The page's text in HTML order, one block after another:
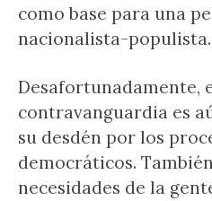
como base para una
nacionalista-populista.
Desafortunadamente,
contravanguardia es
su desdén por los
democráticos.
necesidades de la